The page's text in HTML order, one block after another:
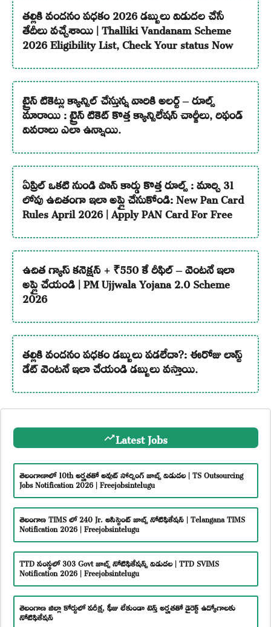
తల్లికి వందనం పధకం 2026 డబ్బులు విడుదల చేసే
తేదీలు వచ్చేశాయి | Thalliki Vandanam Scheme
2026 Eligibility List, Check Your status Now
ట్రైన్ టికెట్లు క్యాన్సిల్ చేస్తున్న వారికి అలర్ట్ – రూల్స్
మారాయి : ట్రైన్ టికెట్ కొత్త క్యాన్సిలేషన్ చార్జీలు, రిఫండ్
వివరాలు ఎలా ఉన్నాయి.
ఏప్రిల్ ఒకటి నుండి పాన్ కార్డు కొత్త రూల్స్ : మార్చి 31
లోపు ఉచితంగా ఇలా అప్లై చేసుకోండి: New Pan Card
Rules April 2026 | Apply PAN Card For Free
ఉచిత గ్యాస్ కనెక్షన్ + ₹550 కే రీఫిల్ – వెంటనే ఇలా
అప్లై చేయండి | PM Ujjwala Yojana 2.0 Scheme
2026
తల్లికి వందనం పధకం డబ్బులు పడలేదా?: ఈరోజు లాస్ట్
డేట్ వెంటనే ఇలా చేయండి డబ్బులు వస్తాయి.
Latest Jobs
తెలంగాణాలో 10th అర్హతతో అవుట్ సోర్సింగ్ జాబ్స్ విడుదల | TS Outsourcing
Jobs Notification 2026 | Freejobsintelugu
తెలంగాణ TIMS లో 240 Jr. అసిస్టెంట్ జాబ్స్ నోటిఫికేషన్ | Telangana TIMS
Notification 2026 | Freejobsintelugu
TTD సంస్థలో 303 Govt జాబ్స్ నోటిఫికేషన్స్ విడుదల | TTD SVIMS
Notification 2026 | Freejobsintelugu
తెలంగాణ జిల్లా కోర్టులో పరీక్ష, ఫీజు లేకుండా టెన్త్ అర్హతతో డైరెక్ట్ ఉద్యోగాలకు
నోటిఫికేషన్